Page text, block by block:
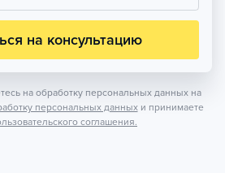
на консультацию
на обработку персональных данных на
персональных данных и принимаете
соглашения.